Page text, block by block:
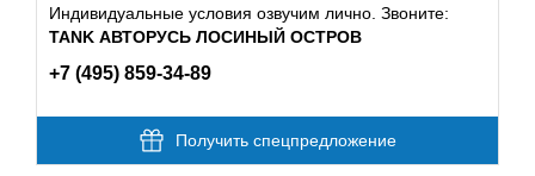
Индивидуальные условия озвучим лично. Звоните:
TANK АВТОРУСЬ ЛОСИНЫЙ ОСТРОВ
+7 (495) 859-34-89
Получить спецпредложение